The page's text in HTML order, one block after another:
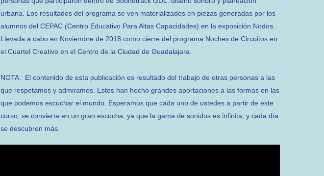
urbana. Los resultados del programa se ven materializados en piezas generadas por los
alumnos del CEPAC (Centro Educativo Para Altas Capacidades) en la exposición Nodos.
Llevada a cabo en Noviembre de 2018 como cierre del programa Noches de Circuitos en
el Cuartel Creativo en el Centro de la Ciudad de Guadalajara.
NOTA: El contenido de esta publicación es resultado del trabajo de otras personas a las
que respetamos y admiramos. Estos han hecho grandes aportaciones a las formas en las
que podemos escuchar el mundo. Esperamos que cada uno de ustedes a partir de este
curso, se convierta en un gran escucha, ya que la gama de sonidos es infinita, y cada día
se descubren más.